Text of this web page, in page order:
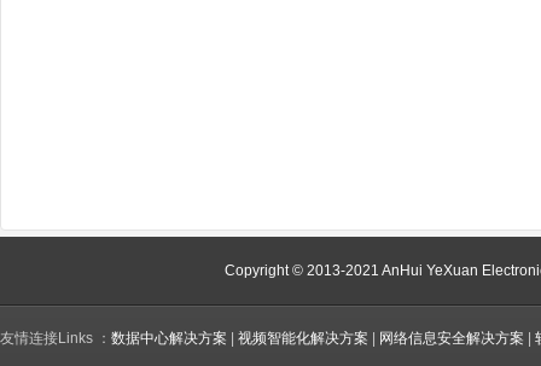
Copyright © 2013-2021 AnHui YeXuan
友情连接Links ： 数据中心解决方案 视频智能化解决方案 网络信息安全解决方案